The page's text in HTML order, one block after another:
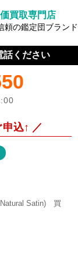
買取専門店
頼の鑑定団ブランド
話ください
込↑ ／
Natural Satin) 買